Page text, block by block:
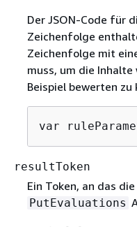
Der JSON-Code für
Zeichenfolge
Zeichenfolge mit
muss, um die
Beispiel bewerten zu
var
resultToken
Ein Token, an das
PutEvaluations